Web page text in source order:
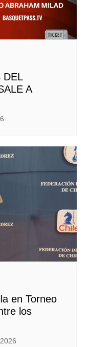
DEL
A
en Torneo
los